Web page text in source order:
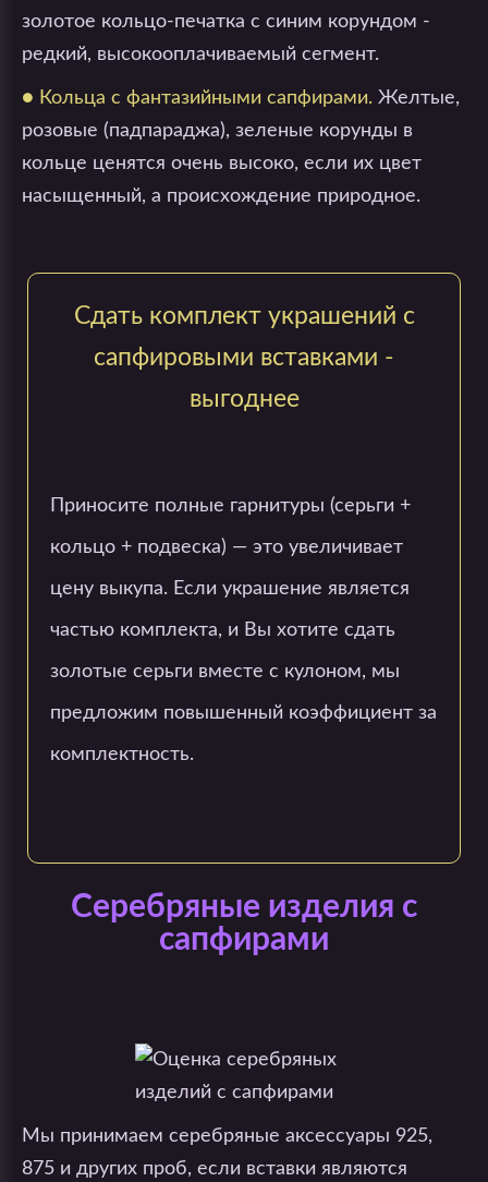
золотое кольцо-печатка с синим корундом -
редкий, высокооплачиваемый сегмент.
● Кольца с фантазийными сапфирами. Желтые,
розовые (падпараджа), зеленые корунды в
кольце ценятся очень высоко, если их цвет
насыщенный, а происхождение природное.
Сдать комплект украшений с
сапфировыми вставками -
выгоднее
Приносите полные гарнитуры (серьги +
кольцо + подвеска) — это увеличивает
цену выкупа. Если украшение является
частью комплекта, и Вы хотите сдать
золотые серьги вместе с кулоном, мы
предложим повышенный коэффициент за
комплектность.
Серебряные изделия с
сапфирами
Мы принимаем серебряные аксессуары 925,
875 и других проб, если вставки являются